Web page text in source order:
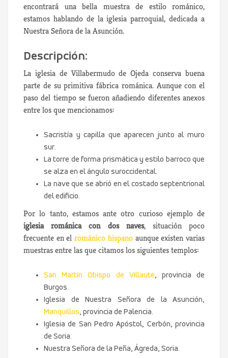
encontrará una bella muestra de estilo románico,
estamos hablando de la iglesia parroquial, dedicada a
Nuestra Señora de la Asunción.
Descripción:
La iglesia de Villabermudo de Ojeda conserva buena
parte de su primitiva fábrica románica. Aunque con el
paso del tiempo se fueron añadiendo diferentes anexos
entre los que mencionamos:
Sacristía y capilla que aparecen junto al muro
sur.
La torre de forma prismática y estilo barroco que
se alza en el ángulo suroccidental.
La nave que se abrió en el costado septentrional
del edificio.
Por lo tanto, estamos ante otro curioso ejemplo de
iglesia románica con dos naves, situación poco
frecuente en elrománico hispanoaunque existen varias
muestras entre las que citamos los siguientes templos:
San Martín Obispo de Villaute, provincia de
Burgos.
Iglesia de Nuestra Señora de la Asunción,
Manquillos, provincia de Palencia.
Iglesia de San Pedro Apóstol, Cerbón, provincia
de Soria.
Nuestra Señora de la Peña, Ágreda, Soria.